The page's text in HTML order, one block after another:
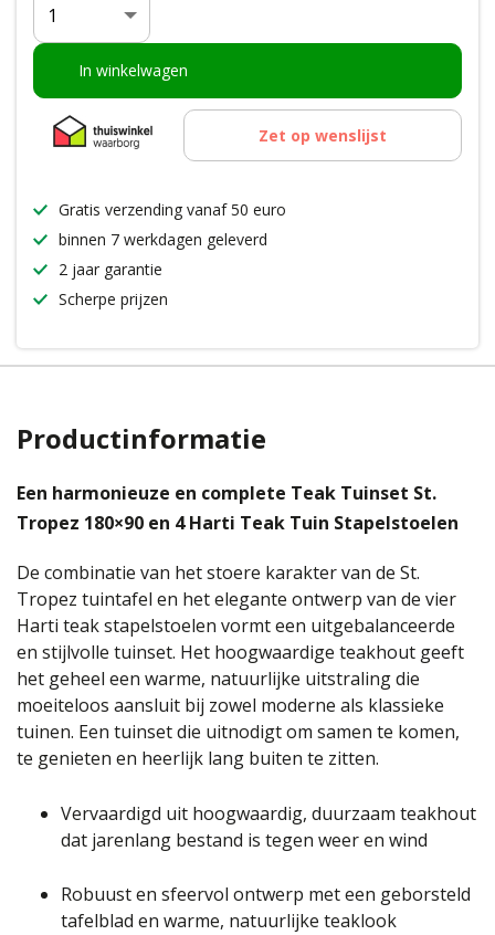
In winkelwagen
Zet op wenslijst
Gratis verzending vanaf 50 euro
binnen 7 werkdagen geleverd
2 jaar garantie
Scherpe prijzen
Productinformatie
Een harmonieuze en complete Teak Tuinset St.
Tropez 180×90 en 4 Harti Teak Tuin Stapelstoelen
De combinatie van het stoere karakter van de St.
Tropez tuintafel en het elegante ontwerp van de vier
Harti teak stapelstoelen vormt een uitgebalanceerde
en stijlvolle tuinset. Het hoogwaardige teakhout geeft
het geheel een warme, natuurlijke uitstraling die
moeiteloos aansluit bij zowel moderne als klassieke
tuinen. Een tuinset die uitnodigt om samen te komen,
te genieten en heerlijk lang buiten te zitten.
Vervaardigd uit hoogwaardig, duurzaam teakhout
dat jarenlang bestand is tegen weer en wind
Robuust en sfeervol ontwerp met een geborsteld
tafelblad en warme, natuurlijke teaklook